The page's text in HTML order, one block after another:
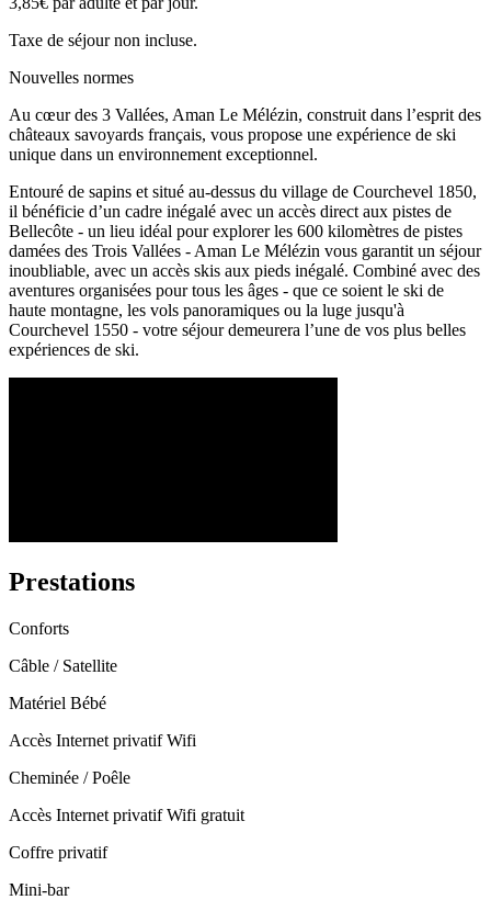
Taxe de séjour non incluse.
Nouvelles normes
Au cœur des 3 Vallées, Aman Le Mélézin, construit dans l’esprit des
châteaux savoyards français, vous propose une expérience de ski
unique dans un environnement exceptionnel.
Entouré de sapins et situé au-dessus du village de Courchevel 1850,
il bénéficie d’un cadre inégalé avec un accès direct aux pistes de
Bellecôte - un lieu idéal pour explorer les 600 kilomètres de pistes
damées des Trois Vallées - Aman Le Mélézin vous garantit un séjour
inoubliable, avec un accès skis aux pieds inégalé. Combiné avec des
aventures organisées pour tous les âges - que ce soient le ski de
haute montagne, les vols panoramiques ou la luge jusqu'à
Courchevel 1550 - votre séjour demeurera l’une de vos plus belles
expériences de ski.
Prestations
Conforts
Câble / Satellite
Matériel Bébé
Accès Internet privatif Wifi
Cheminée / Poêle
Accès Internet privatif Wifi gratuit
Coffre privatif
Mini-bar